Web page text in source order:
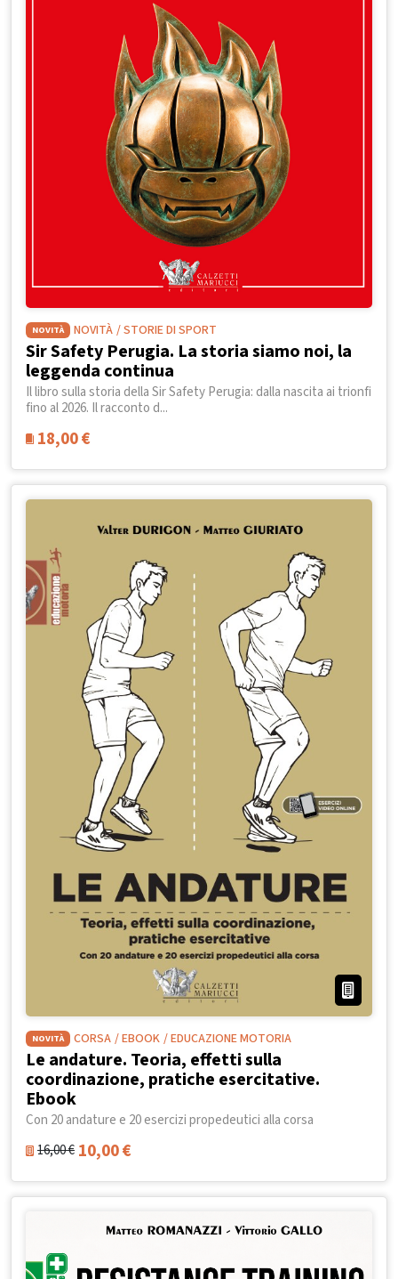
NOVITÀ NOVITÀ / STORIE DI SPORT
Sir Safety Perugia. La storia siamo noi, la
leggenda continua
Il libro sulla storia della Sir Safety Perugia: dalla nascita ai trionfi
fino al 2026. Il racconto d...
18,00€
NOVITÀ CORSA / EBOOK / EDUCAZIONE MOTORIA
Le andature. Teoria, effetti sulla
coordinazione, pratiche esercitative.
Ebook
Con 20 andature e 20 esercizi propedeutici alla corsa
16,00€ 10,00€